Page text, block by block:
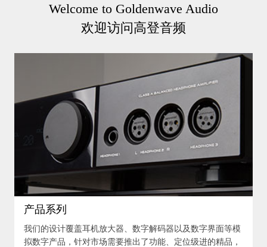
Welcome to Goldenwave Audio
欢迎访问高登音频
产品系列
我们的设计覆盖耳机放大器、数字解码器以及数字界面等模
拟数字产品，针对市场需要推出了功能、定位级进的精品，